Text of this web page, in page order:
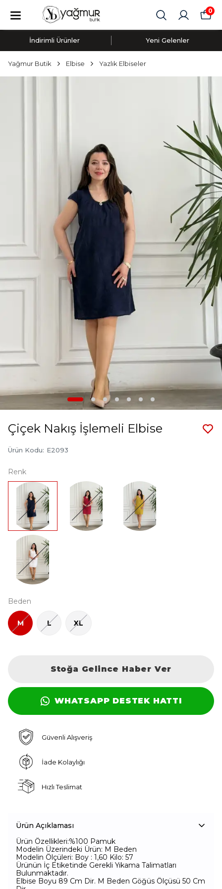
0
İndirimli Ürünler Yeni Gelenler
Yağmur Butik Elbise Yazlık Elbiseler
Çiçek Nakış İşlemeli Elbise
Ürün Kodu: E2093
Renk
Beden
M L XL
Stoğa Gelince Haber Ver
WHATSAPP DESTEK HATTI
Güvenli Alışveriş
İade Kolaylığı
Hızlı Teslimat
Ürün Açıklaması
Ürün Özellikleri:%100 Pamuk
Modelin Üzerindeki Ürün: M Beden
Modelin Ölçüleri: Boy : 1,60 Kilo: 57
Ürünün İç Etiketinde Gerekli Yıkama Talimatları
Bulunmaktadır.
Elbise Boyu 89 Cm Dir. M Beden Göğüs Ölçüsü 50 Cm